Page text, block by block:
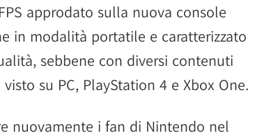
approdato sulla nuova console
in modalità portatile e caratterizzato
sebbene con diversi contenuti
su PC, PlayStation 4 e Xbox One.
nuovamente i fan di Nintendo nel